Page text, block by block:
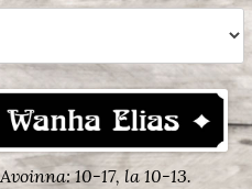
10-17, la 10-13.